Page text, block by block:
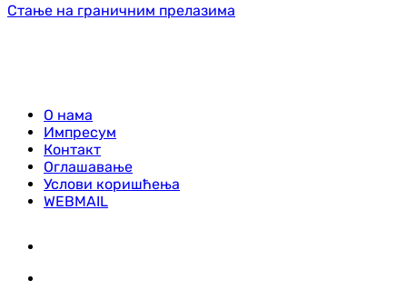
Стање на граничним прелазима
О нама
Импресум
Контакт
Оглашавање
Услови коришћења
WEBMAIL